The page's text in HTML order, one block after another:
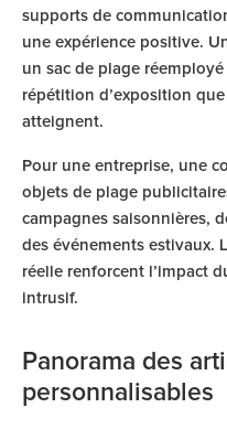
supports de
une expérience positive.
un sac de plage
répétition d’exposition
atteignent.
Pour une entreprise, une
objets de plage
campagnes saisonnières,
des événements estivaux.
réelle renforcent l’impact
intrusif.
Panorama des
personnalisables